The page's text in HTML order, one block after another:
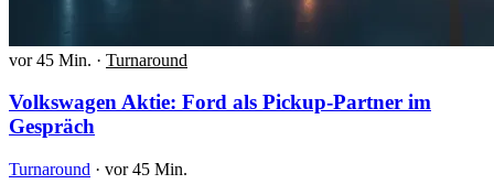
vor 45 Min. · Turnaround
Volkswagen Aktie: Ford als Pickup-Partner im
Gespräch
Turnaround · vor 45 Min.